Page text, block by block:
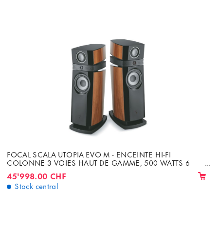
FOCAL SCALA UTOPIA EVO M - ENCEINTE HI-FI
COLONNE 3 VOIES HAUT DE GAMME, 500 WATTS 6
45'998.00 CHF
Stock central